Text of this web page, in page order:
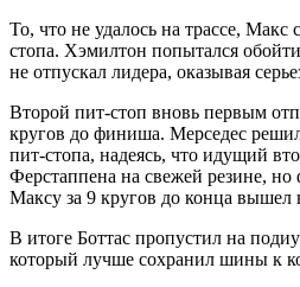
То, что не удалось на трассе, Макс
стопа. Хэмилтон попытался
не отпускал лидера, оказывая
Второй пит-стоп вновь первым
кругов до финиша. Мерседес
пит-стопа, надеясь, что идущий
Ферстаппена на свежей резине,
Максу за 9 кругов до конца вышел
В итоге Боттас пропустил на
который лучше сохранил шины к